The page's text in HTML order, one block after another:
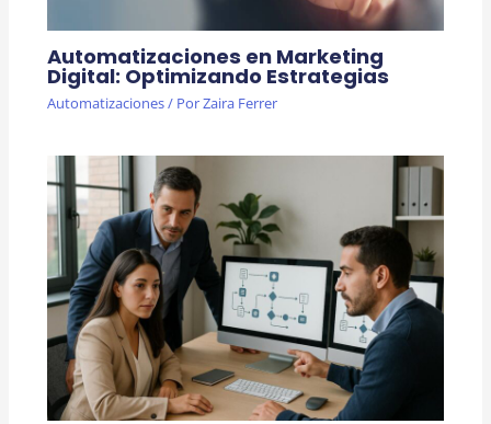
Automatizaciones en Marketing
Digital: Optimizando Estrategias
Automatizaciones/ PorZaira Ferrer